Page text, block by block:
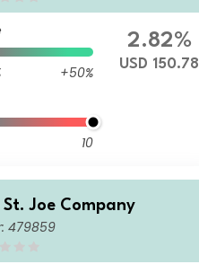
+50%
10
2.82%
USD 150.78
St. Joe Company
479859